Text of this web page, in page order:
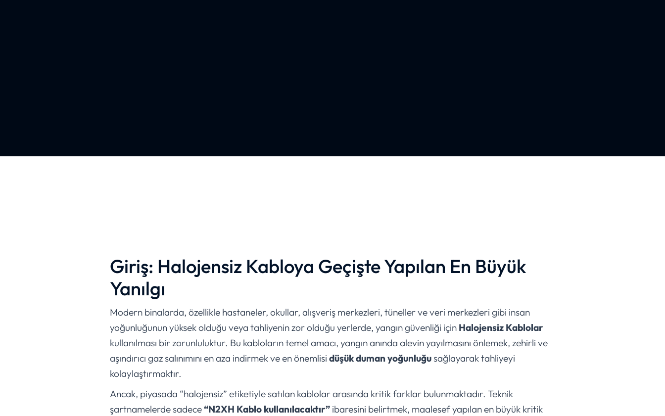
Giriş: Halojensiz Kabloya Geçişte Yapılan En Büyük
Yanılgı
Modern binalarda, özellikle hastaneler, okullar, alışveriş merkezleri, tüneller ve veri merkezleri gibi insan
yoğunluğunun yüksek olduğu veya tahliyenin zor olduğu yerlerde, yangın güvenliği için Halojensiz Kablolar
kullanılması bir zorunluluktur. Bu kabloların temel amacı, yangın anında alevin yayılmasını önlemek, zehirli ve
aşındırıcı gaz salınımını en aza indirmek ve en önemlisi düşük duman yoğunluğusağlayarak tahliyeyi
kolaylaştırmaktır.
Ancak, piyasada “halojensiz” etiketiyle satılan kablolar arasında kritik farklar bulunmaktadır. Teknik
şartnamelerde sadece“N2XH Kablo kullanılacaktır” ibaresini belirtmek, maalesef yapılan en büyük kritik